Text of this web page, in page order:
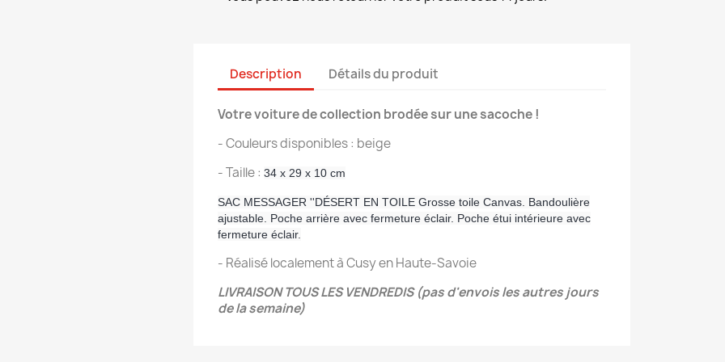
Description Détails du produit
Votre voiture de collection brodée sur une sacoche !
- Couleurs disponibles : beige
- Taille : 34 x 29 x 10 cm
SAC MESSAGER ''DÉSERT EN TOILE Grosse toile Canvas. Bandoulière
ajustable. Poche arrière avec fermeture éclair. Poche étui intérieure avec
fermeture éclair.
- Réalisé localement à Cusy en Haute-Savoie
LIVRAISON TOUS LES VENDREDIS (pas d'envois les autres jours
de la semaine)